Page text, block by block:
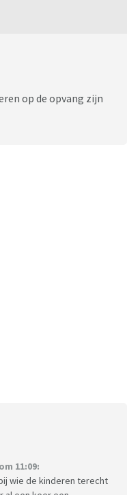
op de opvang zijn
11:09:
wie de kinderen terecht